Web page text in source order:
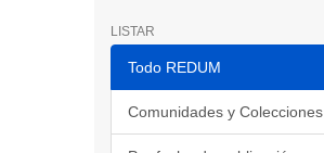
LISTAR
Todo REDUM
Comunidades y Colecciones